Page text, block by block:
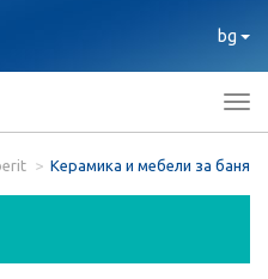
bg
Керамика и мебели за баня